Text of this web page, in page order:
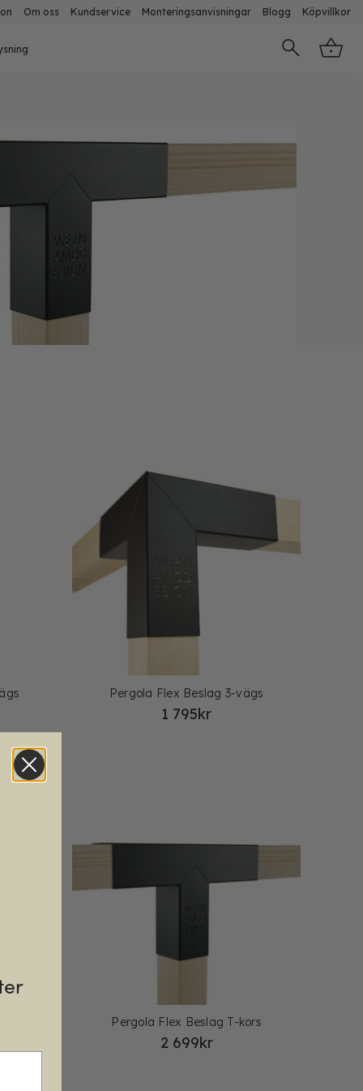
Om oss Kundservice Monteringsanvisningar Blogg Köpvillkor
Pergola Flex Beslag 3-vägs
1 795kr
Pergola Flex Beslag T-kors
2 699kr